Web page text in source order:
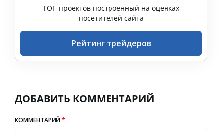
ТОП проектов построенный на оценках
посетителей сайта
Рейтинг трейдеров
ДОБАВИТЬ КОММЕНТАРИЙ
КОММЕНТАРИЙ*